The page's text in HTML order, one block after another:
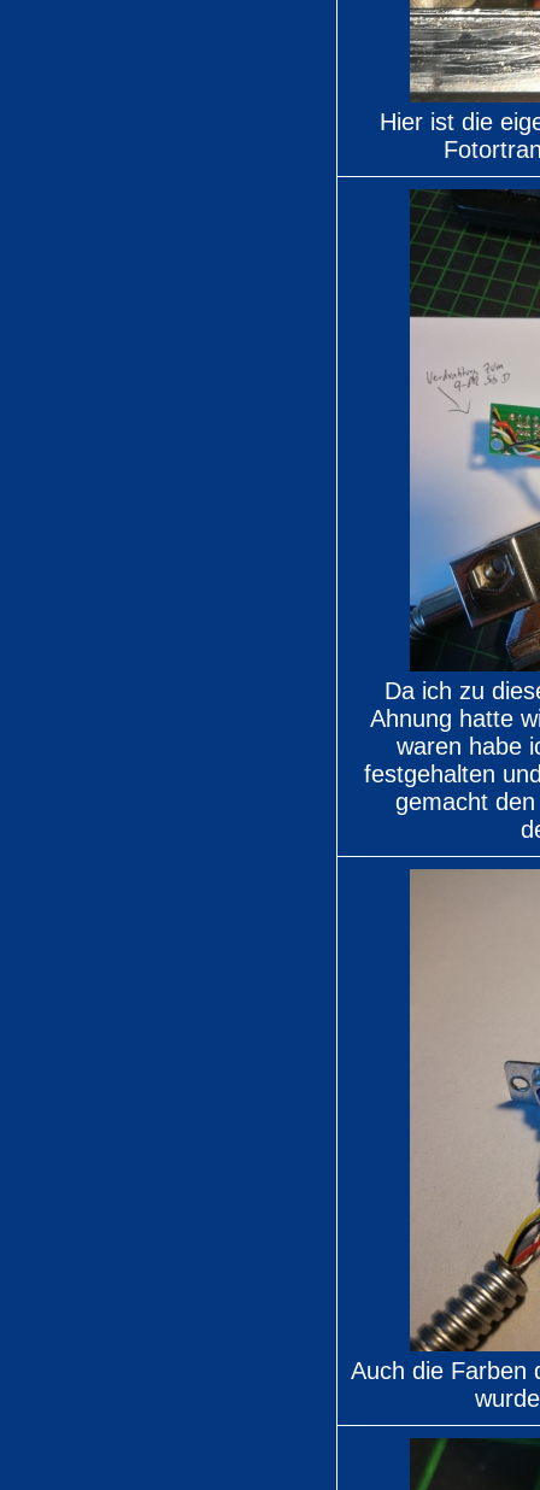
Hier ist die
Da ich zu
Ahnung hatte
waren habe
festgehalten
gemacht
Auch die Farben